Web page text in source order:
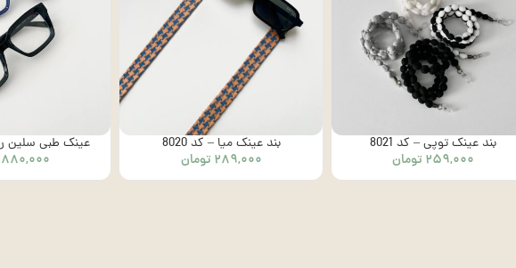
بند عینک توپی – کد 8021
۲۵۹,۰۰۰ تومان
بند عینک میا – کد 8020
۲۸۹,۰۰۰ تومان
عینک طبی سلین
۸۸۰,۰۰۰